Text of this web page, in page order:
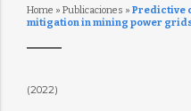
Home » Publicaciones » Predictive
mitigation in mining power
(2022)